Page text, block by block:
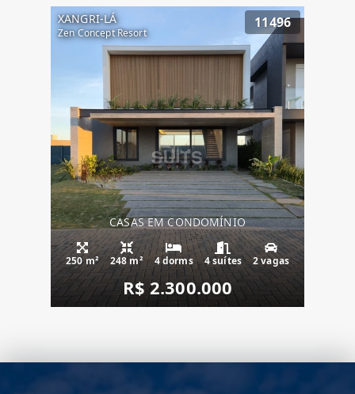
XANGRI-LÁ
Zen Concept Resort
11496
CASAS EM CONDOMÍNIO
250 m² 248 m² 4 dorms 4 suítes 2 vagas
R$ 2.300.000